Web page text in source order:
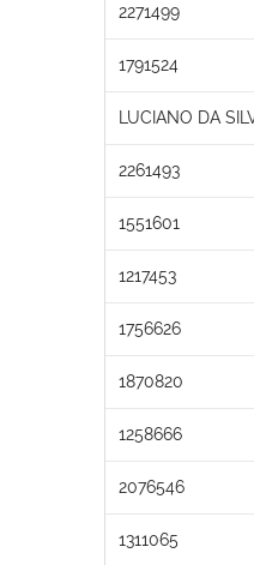
2271499
1791524
LUCIANO DA
2261493
1551601
1217453
1756626
1870820
1258666
2076546
1311065